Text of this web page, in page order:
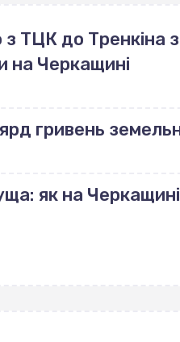
з ТЦК до Тренкіна
на Черкащині
гривень
як на